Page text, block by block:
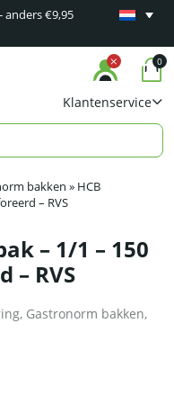
anders €9,95
Minimaal
Klantenservice
0
bakken » HCB
– RVS
– 1/1 – 150
– RVS
, Gastronorm bakken,